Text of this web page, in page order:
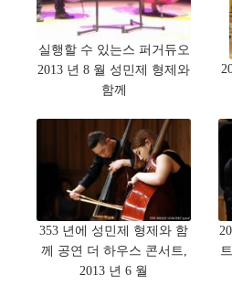
실행할 수 있는스 퍼거듀오
2013 년 8 월 성민제 형제와
함께
353 년에 성민제 형제와 함
께 공연 더 하우스 콘서트,
2013 년 6 월